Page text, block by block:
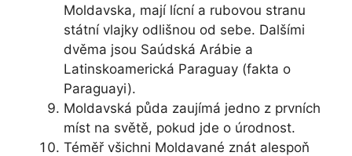
Moldavska, mají lícní a rubovou stranu
státní vlajky odlišnou od sebe. Dalšími
dvěma jsou Saúdská Arábie a
Latinskoamerická Paraguay (fakta o
Paraguayi).
Moldavská půda zaujímá jedno z prvních
míst na světě, pokud jde o úrodnost.
Téměř všichni Moldavané znát alespoň